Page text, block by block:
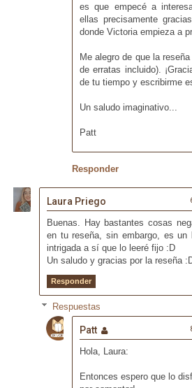
es que empecé a
ellas precisamente
donde Victoria empieza a
Me alegro de que la
de erratas incluido).
de tu tiempo y escribirme
Un saludo imaginativo...
Patt
Responder
Laura Priego
Buenas. Hay bastantes cosas
en tu reseña, sin embargo, es un
intrigada a sí que lo leeré fijo :D
Un saludo y gracias por la reseña
Responder
Respuestas
Patt
Hola, Laura:
Entonces espero que lo